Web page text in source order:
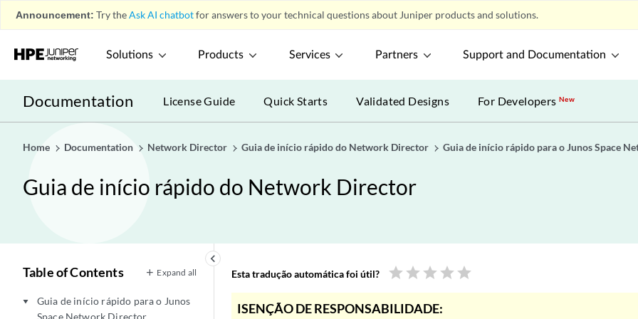
Announcement: Try theAsk AI chatbotfor answers to your technical questions about Juniper products and solutions.
Solutions Products Services Partners Support and Documentation
Documentation License Guide Quick Starts Validated Designs For DevelopersNew
Home Documentation Network Director Guia de início rápido do Network Director Guia de início rápido para o Junos Space
Guia de início rápido do Network Director
keyboard_arrow_left
Table of Contents Expand all
play_arrow
Guia de início rápido para o Junos
Space Network Director
Esta tradução automática foi útil? star star star star star
ISENÇÃO DE RESPONSABILIDADE: